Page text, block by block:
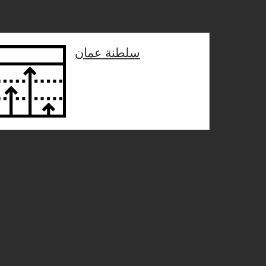
سلطنة عمان